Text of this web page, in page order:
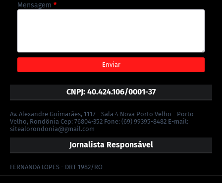
Mensagem *
CNPJ: 40.424.106/0001-37
Av. Alexandre Guimarães, 1117 - Sala 4 Nova Porto Velho - Porto
Velho, Rondônia Cep: 76804-352 Fone: (69) 99395-8482 E-mail:
sitealorondonia@gmail.com
Jornalista Responsável
FERNANDA LOPES - DRT 1982/RO